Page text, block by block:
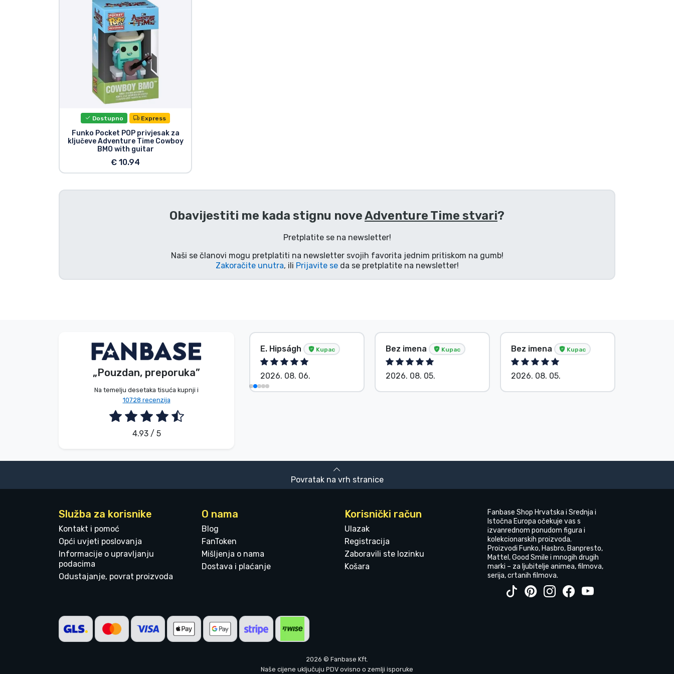
Dostupno Express
Funko Pocket POP privjesak za
ključeve Adventure Time Cowboy
BMO with guitar
€ 10.94
Obavijestiti me kada stignu noveAdventure Time stvari?
Pretplatite se na newsletter!
Naši se članovi mogu pretplatiti na newsletter svojih favorita jednim pritiskom na gumb!
Zakoračite unutra, ili Prijavite seda se pretplatite na newsletter!
„Pouzdan, preporuka”
Na temelju desetaka tisuća kupnji i
10728 recenzija
4.93 / 5
S. Barbara Kupac
2026. 08. 06.
E. Hipságh Kupac
2026. 08. 06.
Bez imena Kupac
2026. 08. 05.
Bez imena Kupac
2026. 08. 05.
Povratak na vrh stranice
Služba za korisnike
Kontakt i pomoć
Opći uvjeti poslovanja
Informacije o upravljanju
podacima
Odustajanje, povrat proizvoda
O nama
Blog
FanToken
Mišljenja o nama
Dostava i plaćanje
Korisnički račun
Ulazak
Registracija
Zaboravili ste lozinku
Košara
Fanbase Shop Hrvatska i Srednja i
Istočna Europa očekuje vas s
izvanrednom ponudom figura i
kolekcionarskih proizvoda.
Proizvodi Funko, Hasbro, Banpresto,
Mattel, Good Smile i mnogih drugih
marki – za ljubitelje animea, filmova,
serija, crtanih filmova.
2026 © Fanbase Kft.
Naše cijene uključuju PDV ovisno o zemlji isporuke
TV serija proizvodi
Crtani proizvodi
Gamer proizvodi
Glazbeni proizvodi